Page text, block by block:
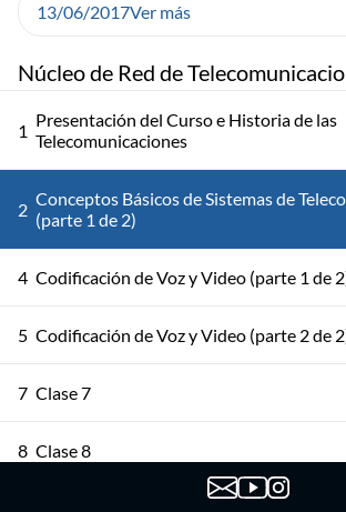
Núcleo de Red de
1 Presentación del Curso e Historia de las
Telecomunicaciones
2 Conceptos Básicos de Sistemas de
(parte 1 de 2)
4 Codificación de Voz y Video (parte 1 de
5 Codificación de Voz y Video (parte 2 de
7 Clase 7
8 Clase 8
13/06/2017Ver más